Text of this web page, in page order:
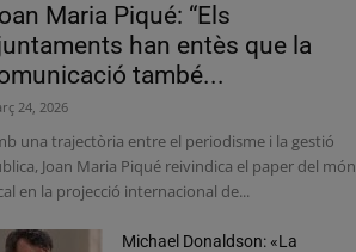
Maria Piqué: “Els
han entès que la
també...
24, 2026
una trajectòria entre el periodisme i la gestió
Joan Maria Piqué reivindica el paper del món
en la projecció internacional de...
Michael Donaldson: «La